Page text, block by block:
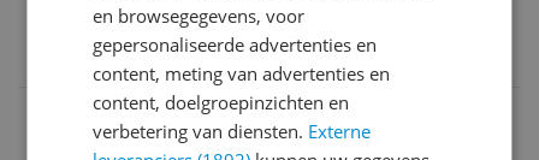
3045386373642
Capaciteit
en browsegegevens, voor
gepersonaliseerde advertenties en
content, meting van advertenties en
content, doelgroepinzichten en
verbetering van diensten. Externe